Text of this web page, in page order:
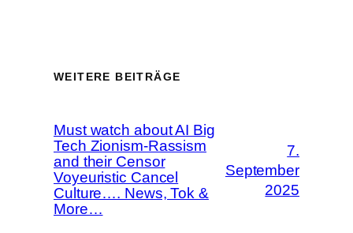
WEITERE BEITRÄGE
Must watch about AI Big
Tech Zionism-Rassism
and their Censor
Voyeuristic Cancel
Culture…. News, Tok &
More…
7.
September
2025